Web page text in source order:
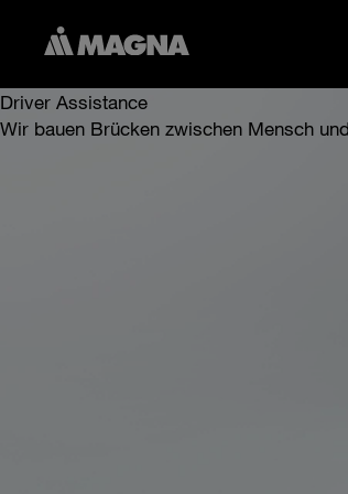
Driver Assistance
Wir bauen Brücken zwischen Mensch